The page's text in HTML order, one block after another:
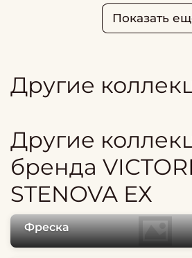
Показать
Другие
Другие
бренда
STENOVA ЕХ
Фреска